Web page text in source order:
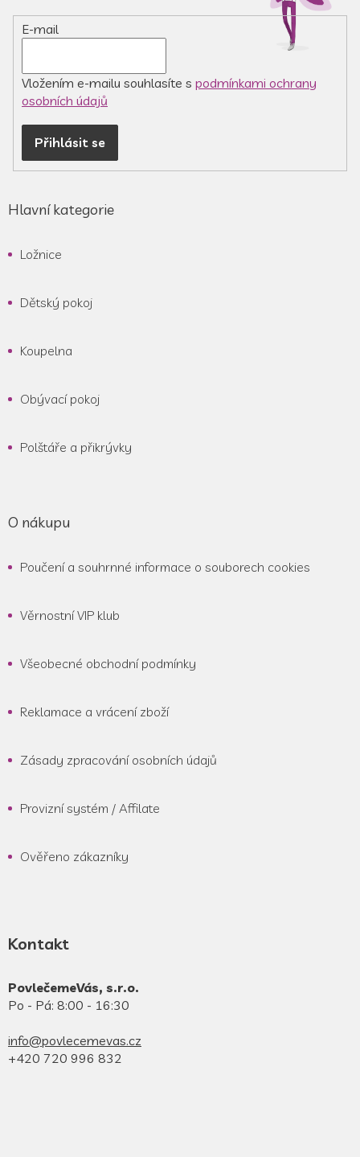
E-mail
Vložením e-mailu souhlasíte s podmínkami ochrany
osobních údajů
Přihlásit se
Hlavní kategorie
Ložnice
Dětský pokoj
Koupelna
Obývací pokoj
Polštáře a přikrývky
O nákupu
Poučení a souhrnné informace o souborech cookies
Věrnostní VIP klub
Všeobecné obchodní podmínky
Reklamace a vrácení zboží
Zásady zpracování osobních údajů
Provizní systém / Affilate
Ověřeno zákazníky
Kontakt
PovlečemeVás, s.r.o.
Po - Pá: 8:00 - 16:30
info@povlecemevas.cz
+420 720 996 832